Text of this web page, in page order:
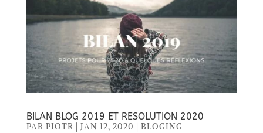
BILAN BLOG 2019 ET RESOLUTION 2020
PAR PIOTR JAN 12, 2020 BLOGING